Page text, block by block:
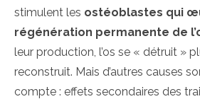
stimulent les ostéoblastes qui
régénération permanente de
leur production, l’os se « détruit »
reconstruit. Mais d’autres causes
compte : effets secondaires des